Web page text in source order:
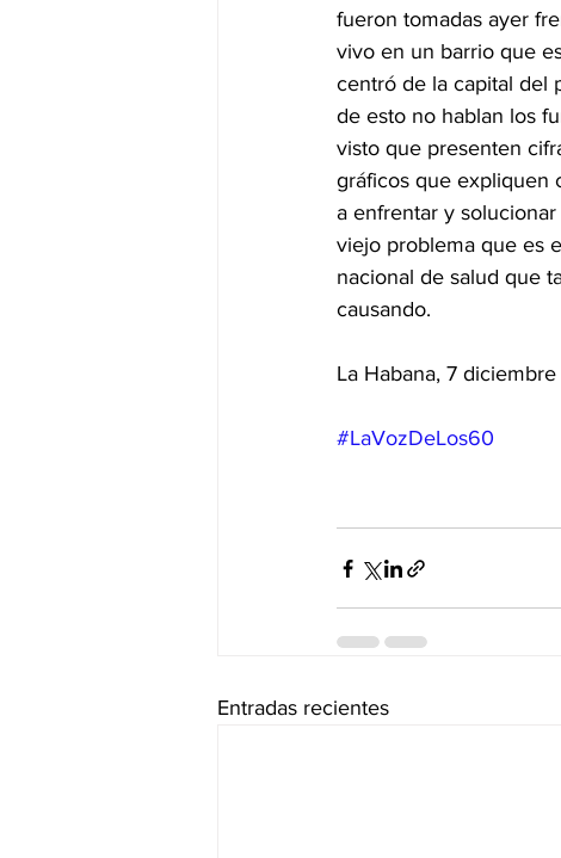
fueron tomadas ayer
vivo en un barrio que
centró de la capital del
de esto no hablan los
visto que presenten
gráficos que expliquen
a enfrentar y
viejo problema que es
nacional de salud que
causando.
La Habana, 7
#LaVozDeLos60
Entradas recientes